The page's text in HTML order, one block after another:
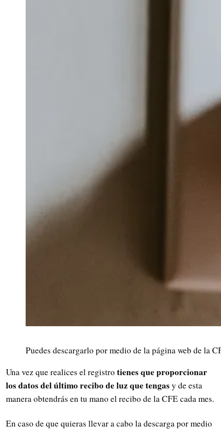
Puedes descargarlo por medio de la página web de la
Una vez que realices el registro tienes que proporcionar
los datos del último recibo de luz que tengasy de esta
manera obtendrás en tu mano el recibo de la CFE cada mes.
En caso de que quieras llevar a cabo la descarga por medio